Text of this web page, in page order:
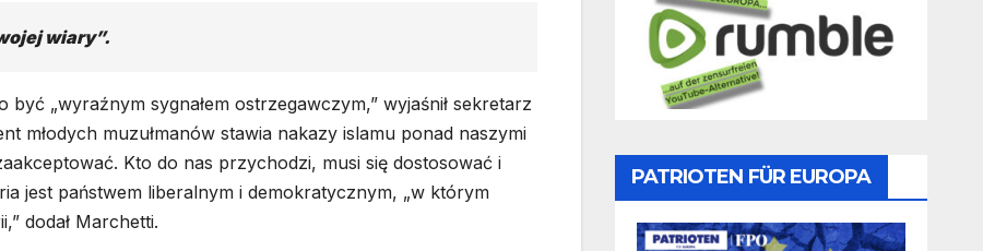
wiary”.
„wyraźnym sygnałem ostrzegawczym,” wyjaśnił sekretarz
młodych muzułmanów stawia nakazy islamu ponad naszymi
Kto do nas przychodzi, musi się dostosować i
jest państwem liberalnym i demokratycznym, „w którym
dodał Marchetti.
PATRIOTEN FÜR EUROPA